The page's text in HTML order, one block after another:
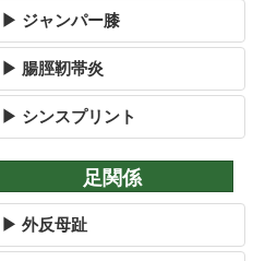
▶ ジャンパー膝
▶ 腸脛靭帯炎
▶ シンスプリント
足関係
▶ 外反母趾